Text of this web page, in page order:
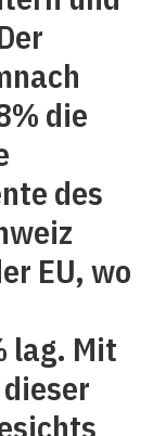
die
des
EU, wo
lag. Mit